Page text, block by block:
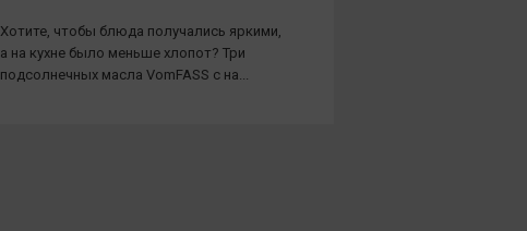
Хотите, чтобы блюда получались яркими,
а на кухне было меньше хлопот? Три
подсолнечных масла VomFASS с на...